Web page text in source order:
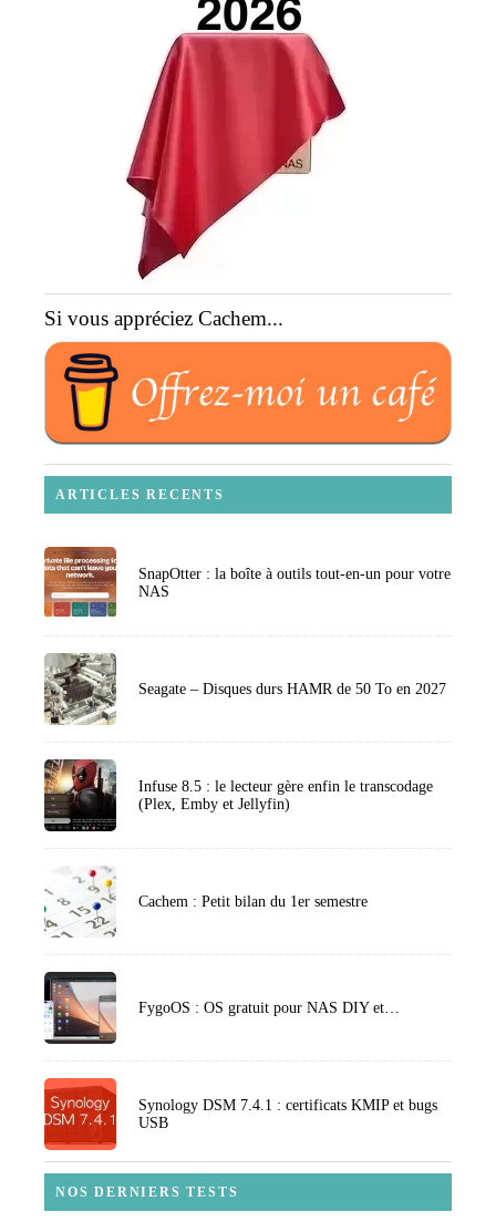
Si vous appréciez Cachem...
ARTICLES RECENTS
SnapOtter : la boîte à outils tout-en-un pour votre
NAS
Seagate – Disques durs HAMR de 50 To en 2027
Infuse 8.5 : le lecteur gère enfin le transcodage
(Plex, Emby et Jellyfin)
Cachem : Petit bilan du 1er semestre
FygoOS : OS gratuit pour NAS DIY et…
Synology DSM 7.4.1 : certificats KMIP et bugs
USB
NOS DERNIERS TESTS